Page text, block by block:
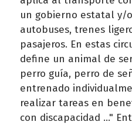
un gobierno estatal y/
autobuses, trenes
pasajeros. En estas
define un animal de
perro guía, perro de
entrenado
realizar tareas en
con discapacidad ..."